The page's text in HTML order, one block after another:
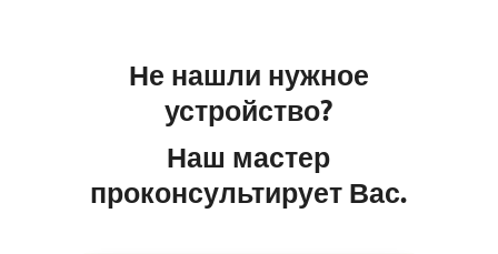
Не нашли нужное
устройство?
Наш мастер
проконсультирует Вас.